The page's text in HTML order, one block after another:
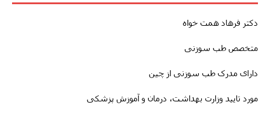
دکتر فرهاد همت خواه
متخصص طب سوزنی
دارای مدرک طب سوزنی از چین
مورد تایید وزارت بهداشت، درمان و آموزش پزشکی